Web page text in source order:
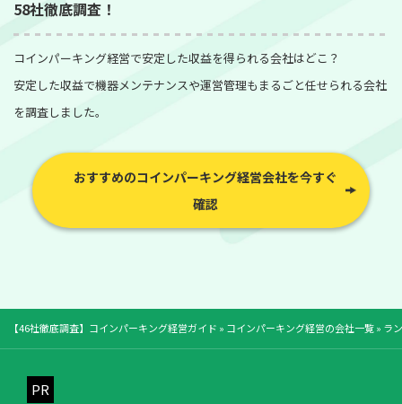
58社徹底調査！
コインパーキング経営で安定した収益を得られる会社はどこ？
安定した収益で機器メンテナンスや運営管理もまるごと任せられる会社
を調査しました。
おすすめのコインパーキング経営会社を今すぐ
確認
【46社徹底調査】コインパーキング経営ガイド » コインパーキング経営の会社一覧» ラ